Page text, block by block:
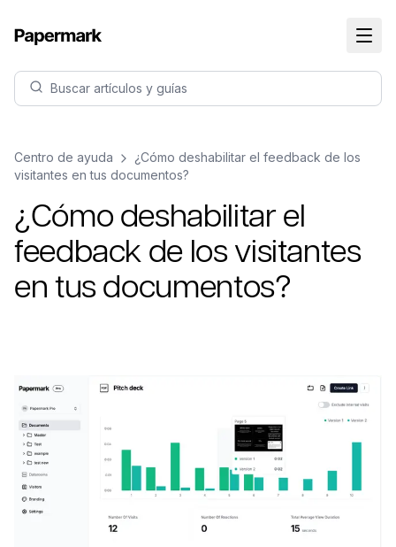
Buscar artículos y guías
Centro de ayuda
¿Cómo deshabilitar el feedback de los
visitantes en tus documentos?
¿Cómo deshabilitar el
feedback de los visitantes
en tus documentos?